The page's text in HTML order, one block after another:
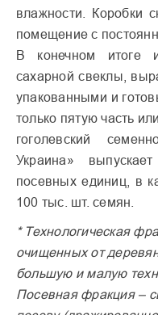
влажности. Коробки
помещение с
В конечном итоге
сахарной свеклы,
упакованными и
только пятую часть
гоголевский
Украина»
посевных единиц, в
100 тыс. шт. семян.
* Технологическая
очищенных от
большую и малую
Посевная фракция –